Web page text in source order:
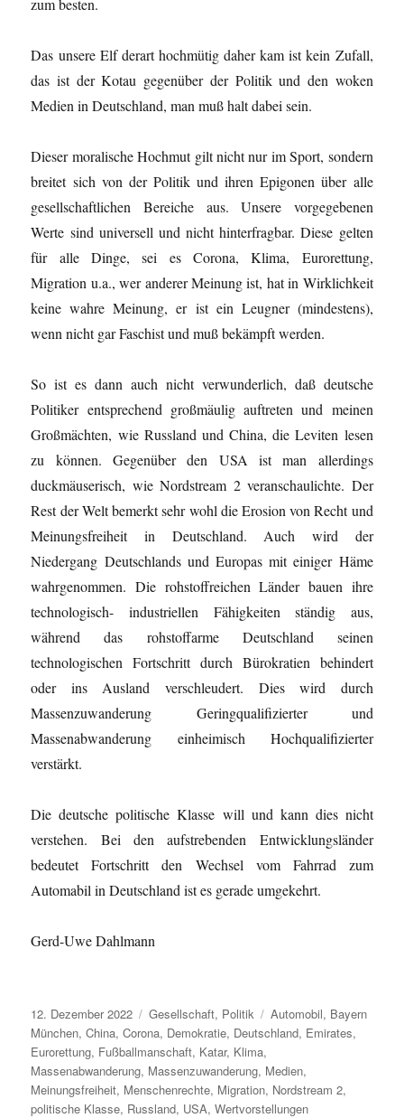
zum besten.
Das unsere Elf derart hochmütig daher kam ist kein Zufall,
das ist der Kotau gegenüber der Politik und den woken
Medien in Deutschland, man muß halt dabei sein.
Dieser moralische Hochmut gilt nicht nur im Sport, sondern
breitet sich von der Politik und ihren Epigonen über alle
gesellschaftlichen Bereiche aus. Unsere vorgegebenen
Werte sind universell und nicht hinterfragbar. Diese gelten
für alle Dinge, sei es Corona, Klima, Eurorettung,
Migration u.a., wer anderer Meinung ist, hat in Wirklichkeit
keine wahre Meinung, er ist ein Leugner (mindestens),
wenn nicht gar Faschist und muß bekämpft werden.
So ist es dann auch nicht verwunderlich, daß deutsche
Politiker entsprechend großmäulig auftreten und meinen
Großmächten, wie Russland und China, die Leviten lesen
zu können. Gegenüber den USA ist man allerdings
duckmäuserisch, wie Nordstream 2 veranschaulichte. Der
Rest der Welt bemerkt sehr wohl die Erosion von Recht und
Meinungsfreiheit in Deutschland. Auch wird der
Niedergang Deutschlands und Europas mit einiger Häme
wahrgenommen. Die rohstoffreichen Länder bauen ihre
technologisch- industriellen Fähigkeiten ständig aus,
während das rohstoffarme Deutschland seinen
technologischen Fortschritt durch Bürokratien behindert
oder ins Ausland verschleudert. Dies wird durch
Massenzuwanderung Geringqualifizierter und
Massenabwanderung einheimisch Hochqualifizierter
verstärkt.
Die deutsche politische Klasse will und kann dies nicht
verstehen. Bei den aufstrebenden Entwicklungsländer
bedeutet Fortschritt den Wechsel vom Fahrrad zum
Automabil in Deutschland ist es gerade umgekehrt.
Gerd-Uwe Dahlmann
Veröffentlicht
am
12. Dezember 2022 Kategorien
Gesellschaft, Politik Schlagwörter
Automobil, Bayern
München,China,Corona, Demokratie, Deutschland, Emirates,
Eurorettung, Fußballmanschaft, Katar, Klima,
Massenabwanderung, Massenzuwanderung, Medien,
Meinungsfreiheit, Menschenrechte, Migration, Nordstream 2,
politische Klasse, Russland, USA,Wertvorstellungen